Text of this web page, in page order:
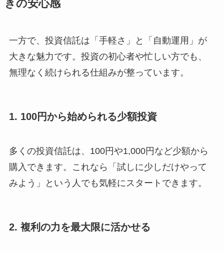
きの安心感
一方で、投資信託は「手軽さ」と「自動運用」が
大きな魅力です。投資の初心者や忙しい方でも、
無理なく続けられる仕組みが整っています。
1. 100円から始められる少額投資
多くの投資信託は、100円や1,000円など少額から
購入できます。これなら「試しに少しだけやって
みよう」という人でも気軽にスタートできます。
2. 複利の力を最大限に活かせる